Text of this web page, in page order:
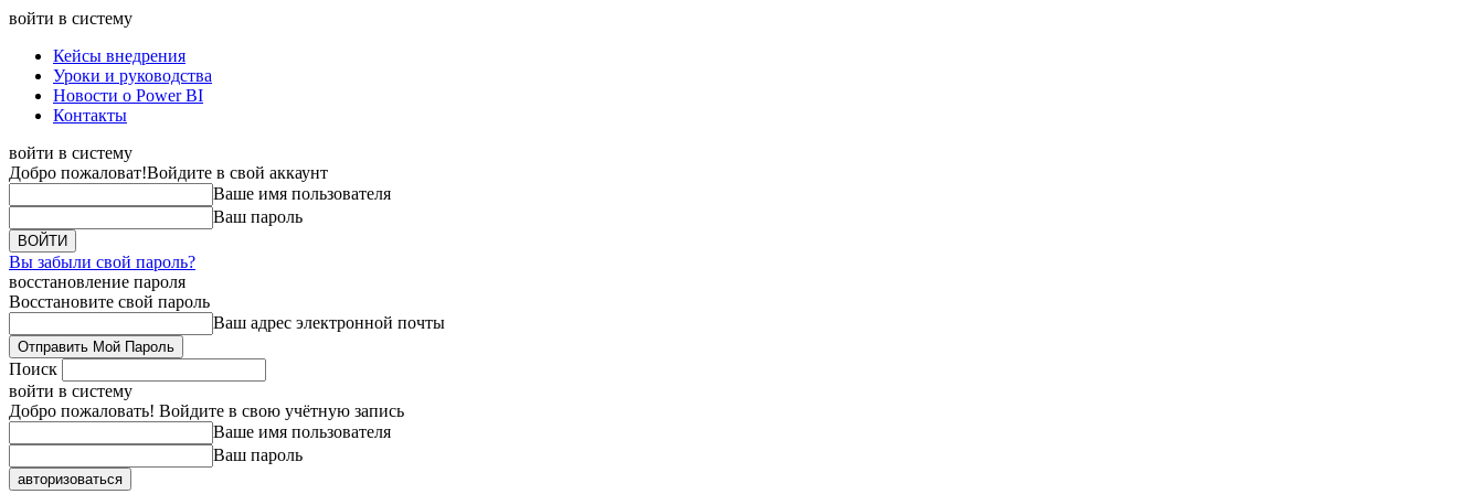
войти в систему
Кейсы внедрения
Уроки и руководства
Новости о Power BI
Контакты
войти в систему
Добро пожаловат!Войдите в свой аккаунт
Ваше имя пользователя
Ваш пароль
Вы забыли свой пароль?
восстановление пароля
Восстановите свой пароль
Ваш адрес электронной почты
Поиск
войти в систему
Добро пожаловать! Войдите в свою учётную запись
Ваше имя пользователя
Ваш пароль